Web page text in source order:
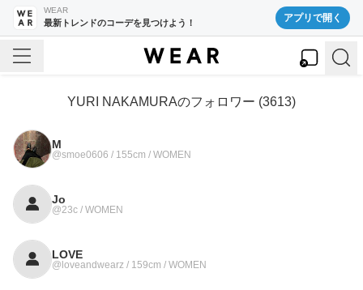
WEAR
最新トレンドのコーデを見つけよう！ アプリで開く
YURI NAKAMURAのフォロワー (3613)
M
@smoe0606 / 155cm / WOMEN
Jo
@23c / WOMEN
LOVE
@loveandwearz / 159cm / WOMEN